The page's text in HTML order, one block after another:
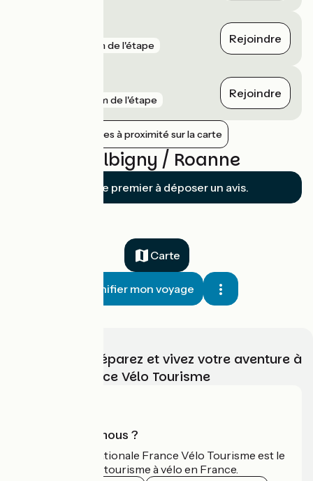
1 km de l'étape Rejoindre
2 km de l'étape Rejoindre
Afficher les gares à proximité sur la carte
Avis sur Balbigny / Roanne
Soyez le premier à déposer un avis.
Carte
Planifier mon voyage
Choisissez, préparez et vivez votre aventure à
vélo avec France Vélo Tourisme
Qui sommes-nous ?
L'association nationale France Vélo Tourisme est le
guide officiel du tourisme à vélo en France.